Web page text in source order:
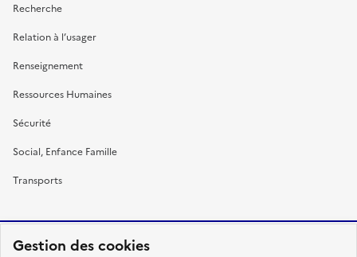
Gestion des cookies
Recherche
Relation à l’usager
Renseignement
Ressources Humaines
Sécurité
Social, Enfance Famille
Transports